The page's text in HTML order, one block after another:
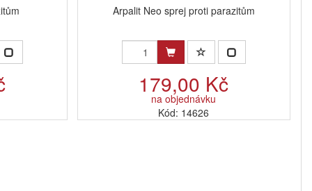
Arpalit Neo sprej proti parazitům
179,00 Kč
na objednávku
Kód: 14626